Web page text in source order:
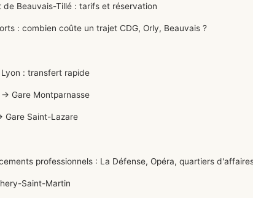
Beauvais-Tillé : tarifs et réservation
: combien coûte un trajet CDG, Orly, Beauvais ?
: transfert rapide
Gare Montparnasse
Gare Saint-Lazare
professionnels : La Défense, Opéra, quartiers
Saint-Martin